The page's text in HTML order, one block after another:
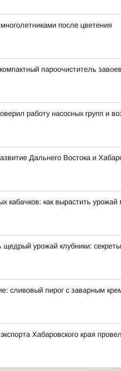
после цветения
пароочиститель
работу насосных групп и
Дальнего Востока и
кабачков: как вырастить
щедрый урожай клубники:
сливовый пирог с заварным
Хабаровского края